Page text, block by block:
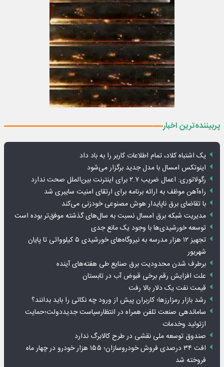
پربیننده‌ترین اخبار
یک اشتباه کلاد، تمام اطلاعات کاربر را به باد داد
اینوتکس امسال با مدل جدید برگزار می‌شود
رگولاتوری: اعمال ضریب ۲.۷ برای اینترنت بین‌الملل صحت ندارد
راه‌آهن موظف به ارائه برنامه برای ارتقای امنیت سایبری شد
با تقاضای برق ناپایدار هوش مصنوعی خودزنی می‌کند
مدیریت شبکه برق امسال نسبت به سال‌های گذشته موفق‌تر بوده است
توسعه خورشیدی‌ها با وجود یک مانع جدی
تجهیز ۱۲ هزار مدرسه به نیروگاه‌های خورشیدی ۵ کیلوواتی تا پایان
شهریور
برطرف شدن محدودیت‌ برق صنایع طی هفته‌های آینده
علت افزایش رقم برخی قبوض آب در تابستان
قیمت نفت یک دلار بالا رفت
رشد بازار رمزارزها؛ کاربران پیش از ورود چه نکاتی را باید بدانند؟
ساماندهی صنعت تلفن همراه در انتظارسیاست جدیددولت؛حمایت
ازتولید وخدمات
صندوق توسعه ملی نقشی در طرح کالابرگ ندارد
افت ۳۴ درصدی فروش خودروسازان؛ ۱۵۵ هزار خودرو در چهار ماه
فروخته شد